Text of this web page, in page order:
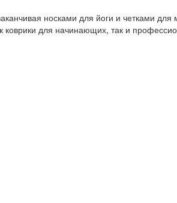
носками для йоги и четками
коврики для начинающих, так и